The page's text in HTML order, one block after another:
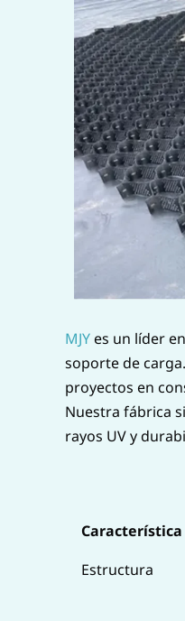
MJY es un líder
soporte de
proyectos en
Nuestra fábrica
rayos UV y
Característica
Estructura